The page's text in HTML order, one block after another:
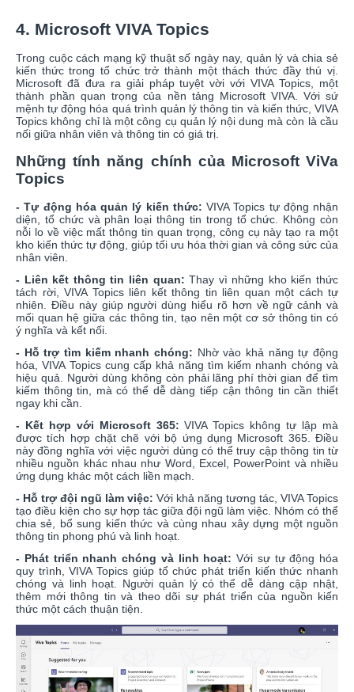
4. Microsoft VIVA Topics
Trong cuộc cách mạng kỹ thuật số ngày nay, quản lý và chia sẻ
kiến thức trong tổ chức trở thành một thách thức đầy thú vị.
Microsoft đã đưa ra giải pháp tuyệt vời với VIVA Topics, một
thành phần quan trọng của nền tảng Microsoft VIVA. Với sứ
mệnh tự động hóa quá trình quản lý thông tin và kiến thức, VIVA
Topics không chỉ là một công cụ quản lý nội dung mà còn là cầu
nối giữa nhân viên và thông tin có giá trị.
Những tính năng chính của Microsoft ViVa
Topics
- Tự động hóa quản lý kiến thức: VIVA Topics tự động nhận
diện, tổ chức và phân loại thông tin trong tổ chức. Không còn
nỗi lo về việc mất thông tin quan trọng, công cụ này tạo ra một
kho kiến thức tự động, giúp tối ưu hóa thời gian và công sức của
nhân viên.
- Liên kết thông tin liên quan:Thay vì những kho kiến thức
tách rời, VIVA Topics liên kết thông tin liên quan một cách tự
nhiên. Điều này giúp người dùng hiểu rõ hơn về ngữ cảnh và
mối quan hệ giữa các thông tin, tạo nên một cơ sở thông tin có
ý nghĩa và kết nối.
- Hỗ trợ tìm kiếm nhanh chóng: Nhờ vào khả năng tự động
hóa, VIVA Topics cung cấp khả năng tìm kiếm nhanh chóng và
hiệu quả. Người dùng không còn phải lãng phí thời gian để tìm
kiếm thông tin, mà có thể dễ dàng tiếp cận thông tin cần thiết
ngay khi cần.
- Kết hợp với Microsoft 365: VIVA Topics không tự lập mà
được tích hợp chặt chẽ với bộ ứng dụng Microsoft 365. Điều
này đồng nghĩa với việc người dùng có thể truy cập thông tin từ
nhiều nguồn khác nhau như Word, Excel, PowerPoint và nhiều
ứng dụng khác một cách liền mạch.
- Hỗ trợ đội ngũ làm việc: Với khả năng tương tác, VIVA Topics
tạo điều kiện cho sự hợp tác giữa đội ngũ làm việc. Nhóm có thể
chia sẻ, bổ sung kiến thức và cùng nhau xây dựng một nguồn
thông tin phong phú và linh hoạt.
- Phát triển nhanh chóng và linh hoạt: Với sự tự động hóa
quy trình, VIVA Topics giúp tổ chức phát triển kiến thức nhanh
chóng và linh hoạt. Người quản lý có thể dễ dàng cập nhật,
thêm mới thông tin và theo dõi sự phát triển của nguồn kiến
thức một cách thuận tiện.